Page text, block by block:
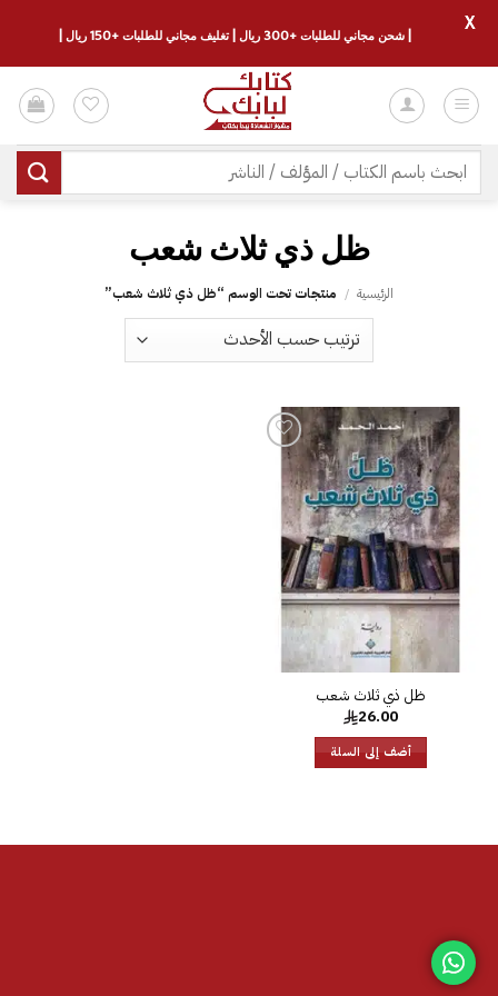
للمحتوى
البحث
عن:
ظل ذي ثلاث شعب
الرئيسية / منتجات تحت الوسم “ظل ذي ثلاث شعب”
إضافة
إلى
قائمة
الرغبات
ظل ذي ثلاث شعب
26.00
أضف إلى السلة
| شحن مجاني للطلبات +300 ريال | تغليف مجاني للطلبات +150 ريال |
X